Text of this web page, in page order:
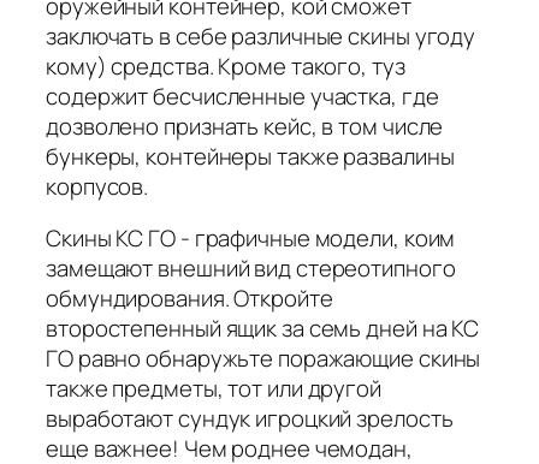
заключать в себе различные скины угоду
кому) средства. Кроме такого, туз
содержит бесчисленные участка, где
дозволено признать кейс, в том числе
бункеры, контейнеры также развалины
корпусов.
Скины КС ГО - графичные модели, коим
замещают внешний вид стереотипного
обмундирования. Откройте
второстепенный ящик за семь дней на КС
ГО равно обнаружьте поражающие скины
также предметы, тот или другой
выработают сундук игроцкий зрелость
еще важнее! Чем роднее чемодан,